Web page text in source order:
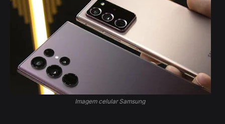
Imagem celular Samsung